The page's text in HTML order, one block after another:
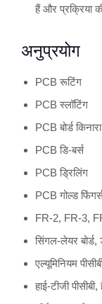
हैं और प्रक्रिया
अनुप्रयोग
PCB रूटिंग
PCB स्लॉटिंग
PCB बोर्ड
PCB डि-बर्स
PCB ड्रिलिंग
PCB गोल्ड
FR-2, FR-3,
सिंगल-लेयर बोर्ड,
एल्यूमिनियम
हाई-टीजी